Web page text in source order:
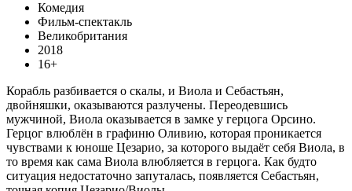
Комедия
Фильм-спектакль
Великобритания
2018
16+
Корабль разбивается о скалы, и Виола и Себастьян,
двойняшки, оказываются разлучены. Переодевшись
мужчиной, Виола оказывается в замке у герцога Орсино.
Герцог влюблён в графиню Оливию, которая проникается
чувствами к юноше Цезарио, за которого выдаёт себя Виола, в
то время как сама Виола влюбляется в герцога. Как будто
ситуация недостаточно запуталась, появляется Себастьян,